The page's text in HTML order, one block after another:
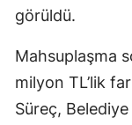
görüldü.
Mahsuplaşma
milyon TL’lik
Süreç,